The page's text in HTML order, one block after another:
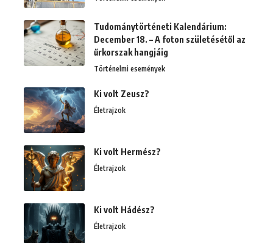
Tudománytörténeti Kalendárium:
December 18. – A foton születésétől az
űrkorszak hangjáig
Történelmi események
Ki volt Zeusz?
Életrajzok
Ki volt Hermész?
Életrajzok
Ki volt Hádész?
Életrajzok